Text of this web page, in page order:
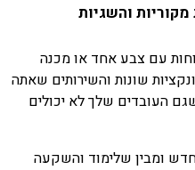
והשגיות
עם צבע אחד או מכנה
שונות והשירותים שאתה
העובדים שלך לא יכולים
ומבין שלימוד והשקעה